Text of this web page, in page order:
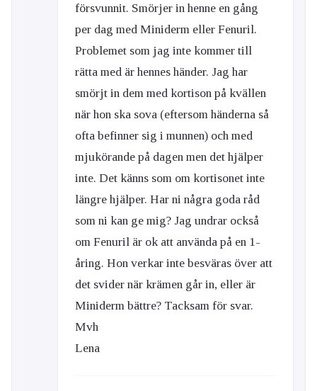
försvunnit. Smörjer in henne en gång
per dag med Miniderm eller Fenuril.
Problemet som jag inte kommer till
rätta med är hennes händer. Jag har
smörjt in dem med kortison på kvällen
när hon ska sova (eftersom händerna så
ofta befinner sig i munnen) och med
mjukörande på dagen men det hjälper
inte. Det känns som om kortisonet inte
längre hjälper. Har ni några goda råd
som ni kan ge mig? Jag undrar också
om Fenuril är ok att använda på en 1-
åring. Hon verkar inte besväras över att
det svider när krämen går in, eller är
Miniderm bättre? Tacksam för svar.
Mvh
Lena